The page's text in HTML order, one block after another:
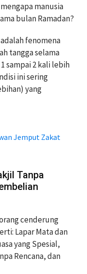
manusia
bulan Ramadan?
fenomena
tangga selama
sampai 2 kali lebih
ini sering
yang
Jemput Zakat
Tanpa
cenderung
Lapar Mata dan
yang Spesial,
Rencana, dan